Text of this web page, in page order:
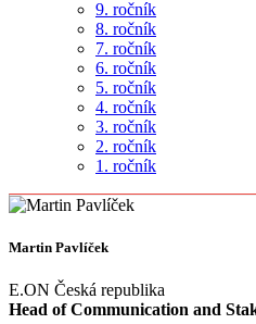
9. ročník
8. ročník
7. ročník
6. ročník
5. ročník
4. ročník
3. ročník
2. ročník
1. ročník
Martin Pavlíček
E.ON Česká republika
Head of Communication and